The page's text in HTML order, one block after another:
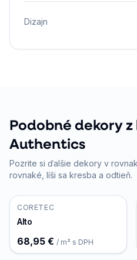
Dizajn
Podobné dekory
Authentics
Pozrite si ďalšie dekory v
rovnaké, líši sa kresba a odtieň.
CORETEC
Alto
68,95 € / m² s DPH